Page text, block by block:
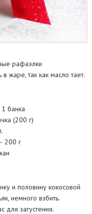
рафаэлки
жаре, так как масло тает.
банка
(200 г)
200 г
и половину кокосовой
немного взбить.
для загустения.